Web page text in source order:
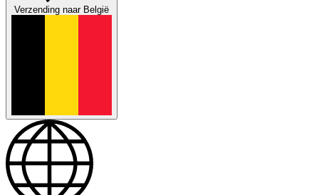
Verzending naarBelgië